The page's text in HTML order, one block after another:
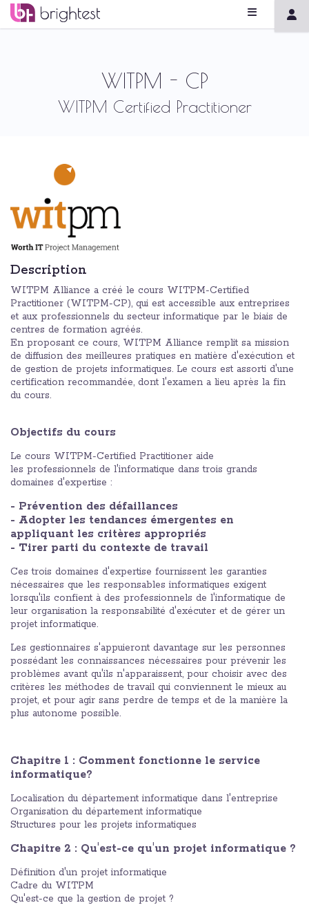
WITPM - CP
WITPM Certified Practitioner
Description
WITPM Alliance a créé le cours WITPM-Certified
Practitioner (WITPM-CP), qui est accessible aux entreprises
et aux professionnels du secteur informatique par le biais de
centres de formation agréés.
En proposant ce cours, WITPM Alliance remplit sa mission
de diffusion des meilleures pratiques en matière d'exécution et
de gestion de projets informatiques. Le cours est assorti d'une
certification recommandée, dont l'examen a lieu après la fin
du cours.
Objectifs du cours
Le cours WITPM-Certified Practitioner aide
les professionnels de l'informatique dans trois grands
domaines d'expertise :
- Prévention des défaillances
- Adopter les tendances émergentes en
appliquant les critères appropriés
- Tirer parti du contexte de travail
Ces trois domaines d'expertise fournissent les garanties
nécessaires que les responsables informatiques exigent
lorsqu'ils confient à des professionnels de l'informatique de
leur organisation la responsabilité d'exécuter et de gérer un
projet informatique.
Les gestionnaires s'appuieront davantage sur les personnes
possédant les connaissances nécessaires pour prévenir les
problèmes avant qu'ils n'apparaissent, pour choisir avec des
critères les méthodes de travail qui conviennent le mieux au
projet, et pour agir sans perdre de temps et de la manière la
plus autonome possible.
Chapitre 1 : Comment fonctionne le service
informatique?
Localisation du département informatique dans l'entreprise
Organisation du département informatique
Structures pour les projets informatiques
Chapitre 2 : Qu'est-ce qu'un projet informatique ?
Définition d'un projet informatique
Cadre du WITPM
Qu'est-ce que la gestion de projet ?